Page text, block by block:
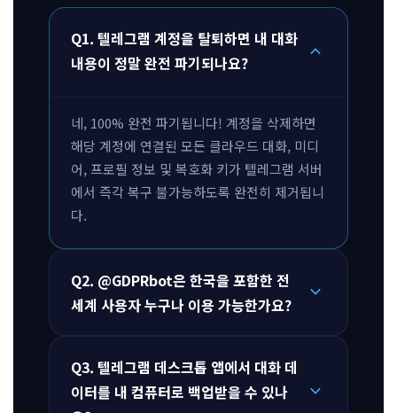
Q1. 텔레그램 계정을 탈퇴하면 내 대화
내용이 정말 완전 파기되나요?
expand_more
네, 100% 완전 파기됩니다! 계정을 삭제하면
해당 계정에 연결된 모든 클라우드 대화, 미디
어, 프로필 정보 및 복호화 키가 텔레그램 서버
에서 즉각 복구 불가능하도록 완전히 제거됩니
다.
Q2. @GDPRbot은 한국을 포함한 전
세계 사용자 누구나 이용 가능한가요?
expand_more
Q3. 텔레그램 데스크톱 앱에서 대화 데
이터를 내 컴퓨터로 백업받을 수 있나
expand_more